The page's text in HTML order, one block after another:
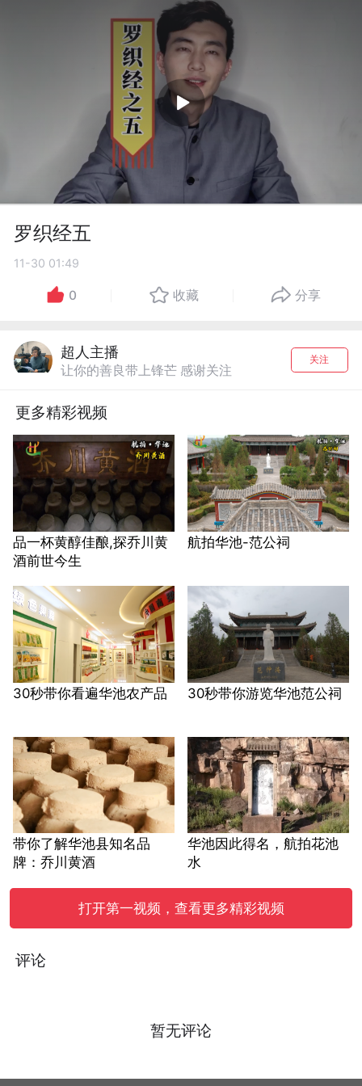
罗织经五
11-30 01:49
0 收藏 分享
超人主播
让你的善良带上锋芒 感谢关注
关注
更多精彩视频
品一杯黄醇佳酿,探乔川黄
酒前世今生
航拍华池-范公祠
30秒带你看遍华池农产品 30秒带你游览华池范公祠
带你了解华池县知名品
牌：乔川黄酒
华池因此得名，航拍花池
水
打开第一视频，查看更多精彩视频
评论
暂无评论